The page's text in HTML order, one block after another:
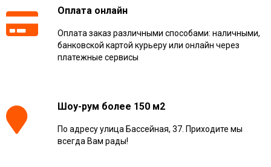
Оплата онлайн
Оплата заказ различными способами: наличными,
банковской картой курьеру или онлайн через
платежные сервисы
Шоу-рум более 150 м2
По адресу улица Бассейная, 37. Приходите мы
всегда Вам рады!